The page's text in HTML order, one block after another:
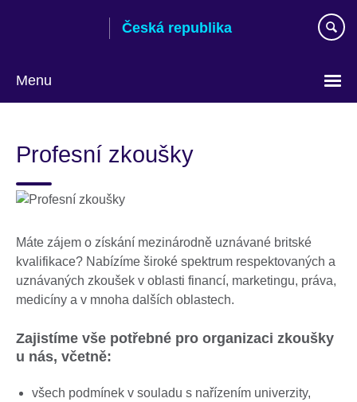
Česká republika
Menu
jazyk
Profesní zkoušky
Máte zájem o získání mezinárodně uznávané britské
kvalifikace? Nabízíme široké spektrum respektovaných a
uznávaných zkoušek v oblasti financí, marketingu, práva,
medicíny a v mnoha dalších oblastech.
Zajistíme vše potřebné pro organizaci zkoušky
u nás, včetně:
všech podmínek v souladu s nařízením univerzity,